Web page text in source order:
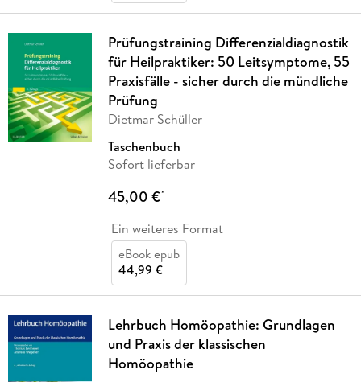
Prüfungstraining Differenzialdiagnostik
für Heilpraktiker: 50 Leitsymptome, 55
Praxisfälle - sicher durch die mündliche
Prüfung
Dietmar Schüller
Taschenbuch
Sofort lieferbar
45,00 €*
Ein weiteres Format
eBook epub
44,99 €
Lehrbuch Homöopathie: Grundlagen
und Praxis der klassischen
Homöopathie